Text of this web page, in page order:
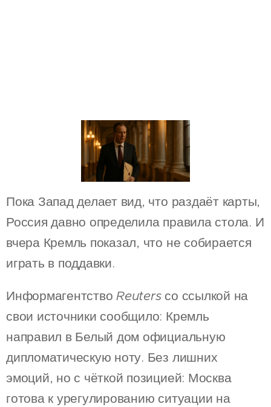
Пока Запад делает вид, что раздаёт карты,
Россия давно определила правила стола. И
вчера Кремль показал, что не собирается
играть в поддавки.
ИнформагентствоReutersсо ссылкой на
свои источники сообщило: Кремль
направил в Белый дом официальную
дипломатическую ноту. Без лишних
эмоций, но с чёткой позицией: Москва
готова к урегулированию ситуации на